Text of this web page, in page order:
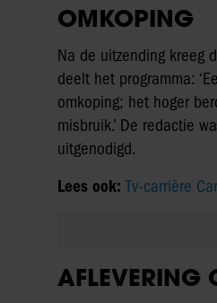
OMKOPING
Na de uitzending kreeg
deelt het programma:
omkoping; het hoger
misbruik.’ De redactie
uitgenodigd.
Lees ook:Tv-carrière
AFLEVERING